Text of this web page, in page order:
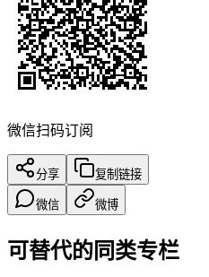
微信扫码订阅
分享 复制链接
微信 微博
可替代的同类专栏